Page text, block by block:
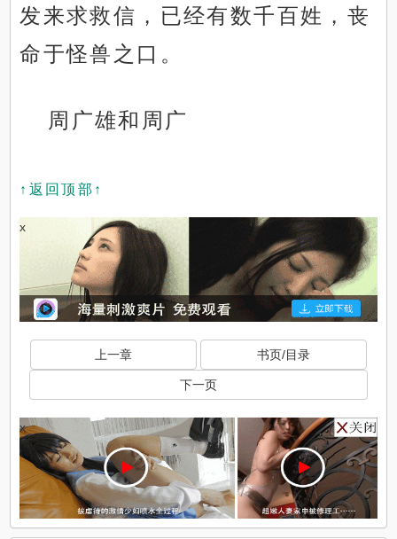
发来求救信，已经有数千百姓，丧
命于怪兽之口。
周广雄和周广
↑返回顶部↑
x
上一章 书页/目录
下一页
x